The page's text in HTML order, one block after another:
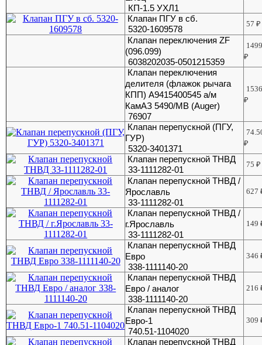
КП-1.5 УХЛ1
Клапан ПГУ в сб.
5320-1609578
57₽
Клапан переключения ZF
(096.099)
6038202035-0501215359
₽
Клапан переключения
делителя (флажок рычага
КПП) A9415400545 а/м
КамАЗ 5490/МВ (Auger)
76907
₽
Клапан перепускной (ПГУ,
ГУР)
5320-3401371
₽
Клапан перепускной ТНВД
33-1111282-01
75₽
Клапан перепускной ТНВД /
Ярославль
33-1111282-01
627
Клапан перепускной ТНВД /
г.Ярославль
33-1111282-01
149
Клапан перепускной ТНВД
Евро
338-1111140-20
346
Клапан перепускной ТНВД
Евро / аналог
338-1111140-20
216
Клапан перепускной ТНВД
Евро-1
740.51-1104020
309
Клапан перепускной ТНВД